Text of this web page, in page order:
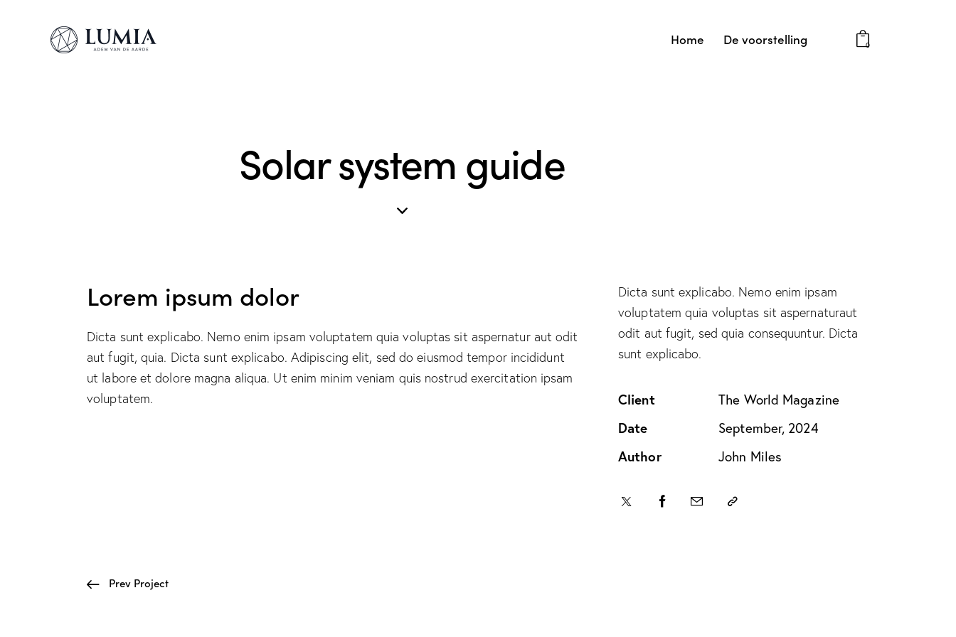
Home De voorstelling 0
Solar system guide
Lorem ipsum dolor
Dicta sunt explicabo. Nemo enim ipsam voluptatem quia voluptas sit aspernatur aut odit
aut fugit, quia. Dicta sunt explicabo. Adipiscing elit, sed do eiusmod tempor incididunt
ut labore et dolore magna aliqua. Ut enim minim veniam quis nostrud exercitation ipsam
voluptatem.
Dicta sunt explicabo. Nemo enim ipsam
voluptatem quia voluptas sit aspernaturaut
odit aut fugit, sed quia consequuntur. Dicta
sunt explicabo.
Client
The World Magazine
Date
September, 2024
Author
John Miles
Prev Project